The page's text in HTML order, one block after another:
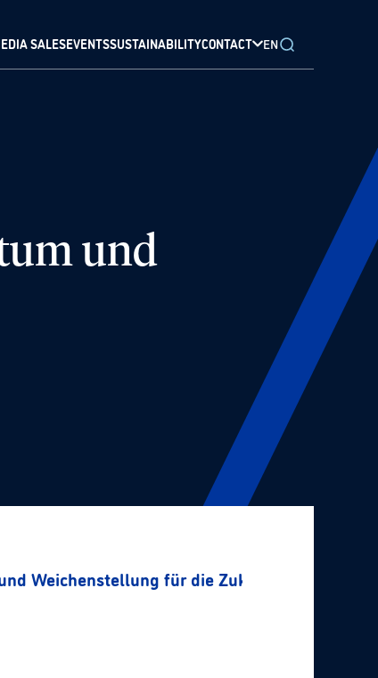
SALESEVENTSSUSTAINABILITYCONTACT EN
und
Weichenstellung für die Zukunft